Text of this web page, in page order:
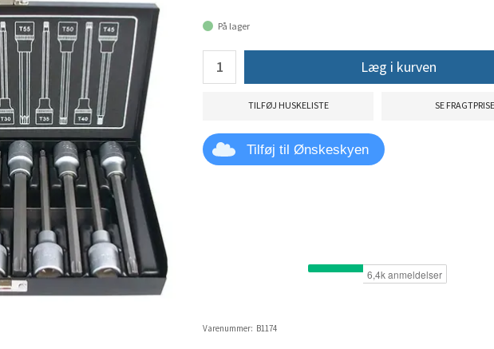
På lager
Læg i kurven
TILFØJ HUSKELISTE SE
Tilføj til Ønskeskyen
Varenummer: B1174